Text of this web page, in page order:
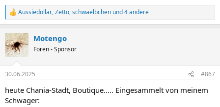
R
e
k
t
i
e
:
Aussiedollar,Zetto,schwaelbchen und 4 andere
Motengo
Foren - Sponsor
30.06.2025 #867
heute Chania-Stadt, Boutique….. Eingesammelt von meinem
Schwager: